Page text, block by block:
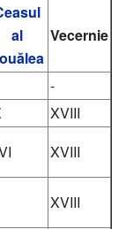
al
Vecernie
-
XVIII
XVIII
XVIII